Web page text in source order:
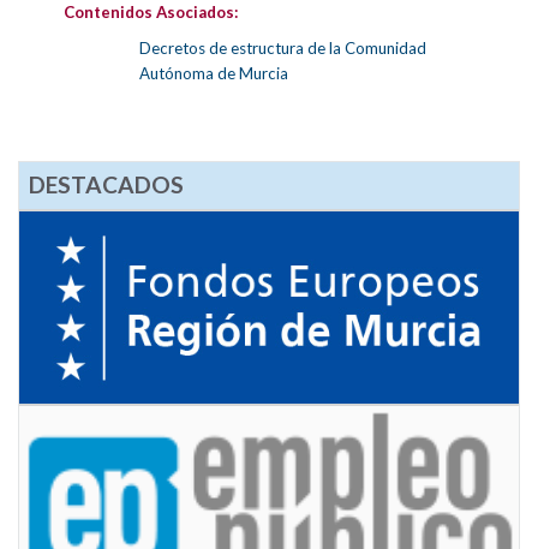
Contenidos Asociados:
Decretos de estructura de la Comunidad
Autónoma de Murcia
DESTACADOS